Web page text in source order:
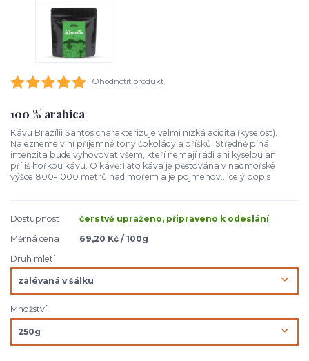
Ohodnotit produkt
100 % arabica
Kávu Brazílii Santos charakterizuje velmi nízká acidita (kyselost).
Nalezneme v ní příjemné tóny čokolády a oříšků. Středně plná
intenzita bude vyhovovat všem, kteří nemají rádi ani kyselou ani
příliš hořkou kávu. O kávě:Tato káva je pěstována v nadmořské
výšce 800-1000 metrů nad mořem a je pojmenov... celý popis
Dostupnost
čerstvě upraženo, připraveno k odeslání
Měrná cena
69,20 Kč / 100g
Druh mletí
Množství